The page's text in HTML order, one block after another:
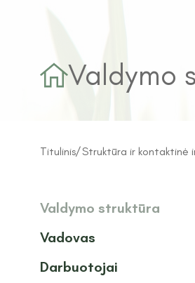
Valdymo
Titulinis Struktūra ir kontaktinė
Valdymo struktūra
Vadovas
Darbuotojai